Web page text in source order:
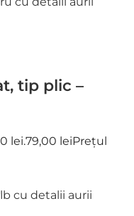
tip plic –
lei.79,00 leiPrețul